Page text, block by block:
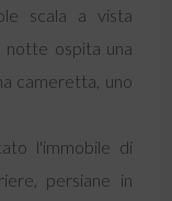
scala a vista
notte ospita una
cameretta, uno
l'immobile di
persiane in